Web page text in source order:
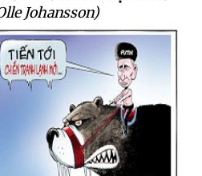
Johansson)